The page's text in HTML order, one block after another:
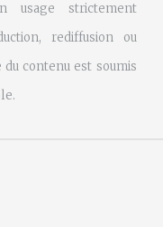
usage strictement
rediffusion ou
contenu est soumis